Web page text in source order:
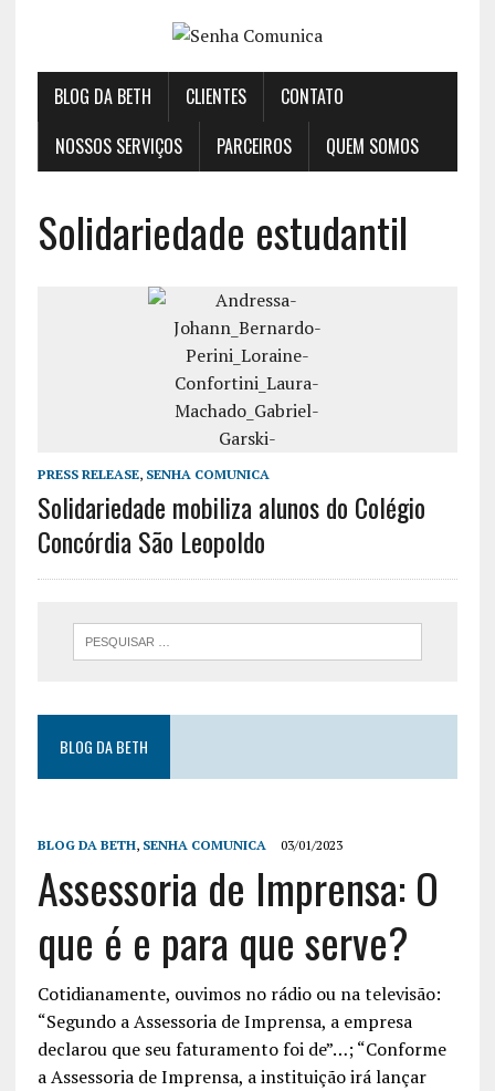
BLOG DA BETH CLIENTES
CONTATO
NOSSOS SERVIÇOS
PARCEIROS QUEM SOMOS
Solidariedade estudantil
PRESS RELEASE, SENHA COMUNICA
Solidariedade mobiliza alunos do Colégio
Concórdia São Leopoldo
BLOG DA BETH
BLOG DA BETH, SENHA COMUNICA 03/01/2023
Assessoria de Imprensa: O
que é e para que serve?
Cotidianamente, ouvimos no rádio ou na televisão:
“Segundo a Assessoria de Imprensa, a empresa
declarou que seu faturamento foi de”…; “Conforme
a Assessoria de Imprensa, a instituição irá lançar